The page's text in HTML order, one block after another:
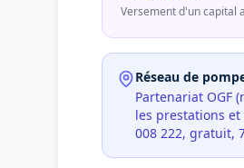
Versement d'un capital
Réseau de
Partenariat OGF
les prestations
008 222, gratuit,